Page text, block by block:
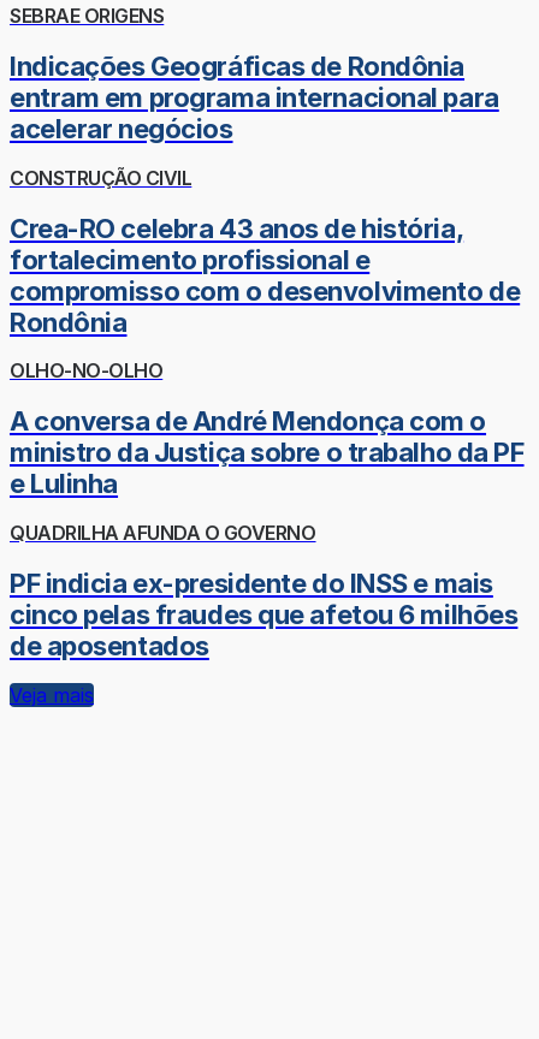
SEBRAE ORIGENS
Indicações Geográficas de Rondônia
entram em programa internacional para
acelerar negócios
CONSTRUÇÃO CIVIL
Crea-RO celebra 43 anos de história,
fortalecimento profissional e
compromisso com o desenvolvimento de
Rondônia
OLHO-NO-OLHO
A conversa de André Mendonça com o
ministro da Justiça sobre o trabalho da PF
e Lulinha
QUADRILHA AFUNDA O GOVERNO
PF indicia ex-presidente do INSS e mais
cinco pelas fraudes que afetou 6 milhões
de aposentados
Veja mais